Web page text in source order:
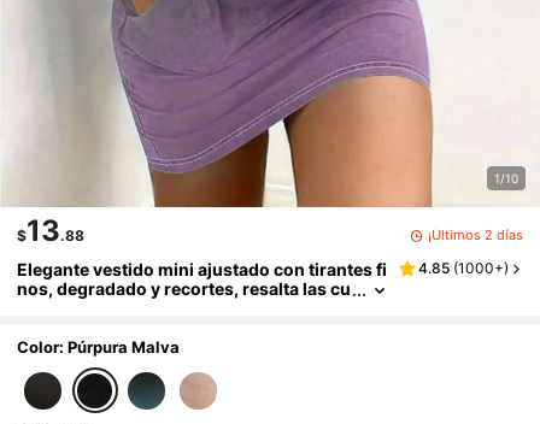
1/10
$13.88 ¡Últimos 2 días
Elegante vestido mini ajustado con tirantes fi
nos, degradado y recortes, resalta las cu
o
4.85 (1000+)
Color: Púrpura Malva